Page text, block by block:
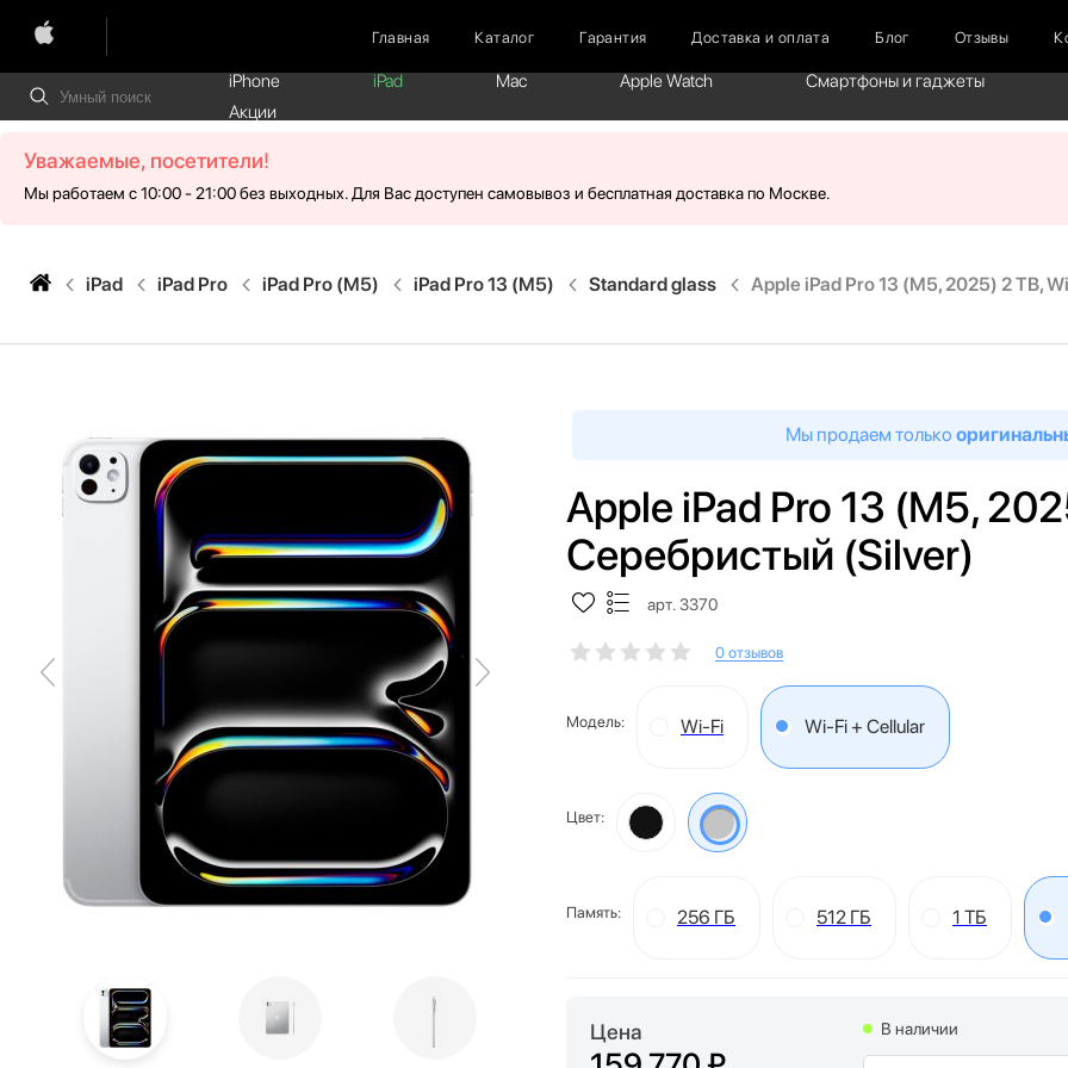
Главная Каталог Гарантия Доставка и оплата Блог Отзывы
iPhone iPad Mac Apple Watch
Смартфоны и гаджеты
Акции
Уважаемые, посетители!
Мы работаем с 10:00 - 21:00 без выходных. Для Вас доступен самовывоз и бесплатная доставка по Москве.
iPad iPad Pro iPad Pro (M5) iPad Pro 13 (M5) Standard glass Apple iPad Pro 13 (M5, 2025) 2 TB,
Мы продаем только
Apple iPad Pro 13 (M5,
Серебристый (Silver)
арт. 3370
0 отзывов
Модель: Wi-Fi Wi-Fi + Cellular
Цвет:
Память: 256 ГБ 512 ГБ 1 ТБ
Цена В наличии